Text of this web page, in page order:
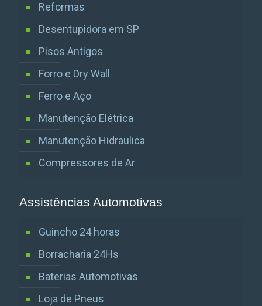
Reformas
Desentupidora em SP
Pisos Antigos
Forro e Dry Wall
Ferro e Aço
Manutenção Elétrica
Manutenção Hidraulica
Compressores de Ar
Assistências Automotivas
Guincho 24 horas
Borracharia 24Hs
Baterias Automotivas
Loja de Pneus